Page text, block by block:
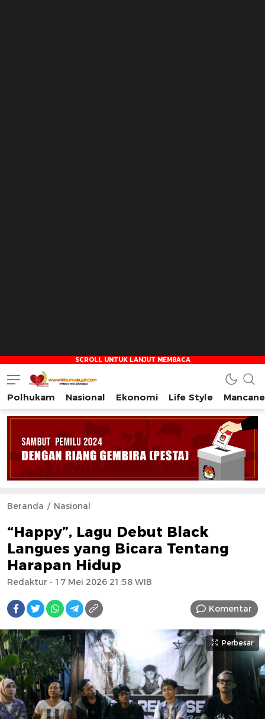
Tribun Rakyat
Tulus – Terdepan – Diharapkan
Polhukam Nasional Ekonomi Life Style
Beranda Nasional
“Happy”, Lagu Debut Black
Langues yang Bicara Tentang
Harapan Hidup
Redaktur - 17 Mei 2026 21:58 WIB
Komentar
Perbesar